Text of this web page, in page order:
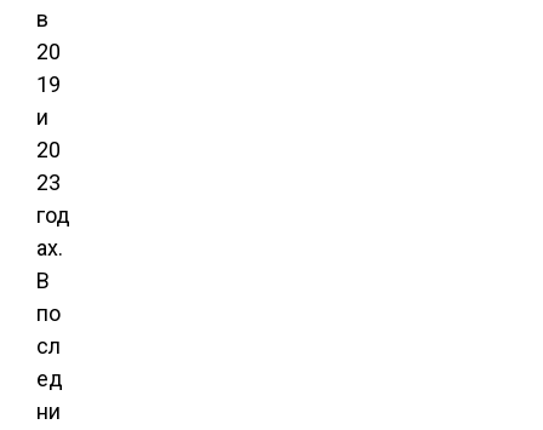
в
20
19
и
20
23
год
ах.
В
по
сл
ед
ни